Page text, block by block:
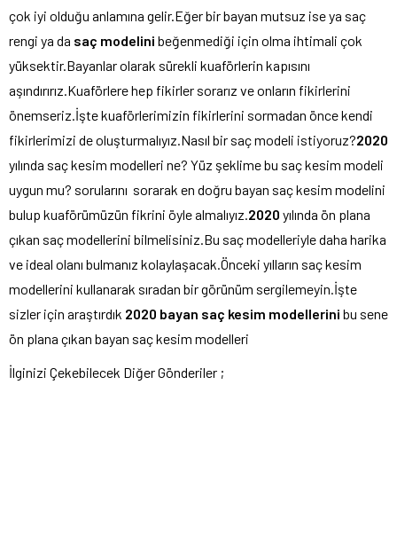
çok iyi olduğu anlamına gelir.Eğer bir bayan mutsuz ise ya saç
rengi ya da saç modelini beğenmediği için olma ihtimali çok
yüksektir.Bayanlar olarak sürekli kuaförlerin kapısını
aşındırırız.Kuaförlere hep fikirler sorarız ve onların fikirlerini
önemseriz.İşte kuaförlerimizin fikirlerini sormadan önce kendi
fikirlerimizi de oluşturmalıyız.Nasıl bir saç modeli istiyoruz?2020
yılında saç kesim modelleri ne? Yüz şeklime bu saç kesim modeli
uygun mu? sorularını sorarak en doğru bayan saç kesim modelini
bulup kuaförümüzün fikrini öyle almalıyız. 2020 yılında ön plana
çıkan saç modellerini bilmelisiniz.Bu saç modelleriyle daha harika
ve ideal olanı bulmanız kolaylaşacak.Önceki yılların saç kesim
modellerini kullanarak sıradan bir görünüm sergilemeyin.İşte
sizler için araştırdık 2020 bayan saç kesim modellerini bu sene
ön plana çıkan bayan saç kesim modelleri
İlginizi Çekebilecek Diğer Gönderiler ;